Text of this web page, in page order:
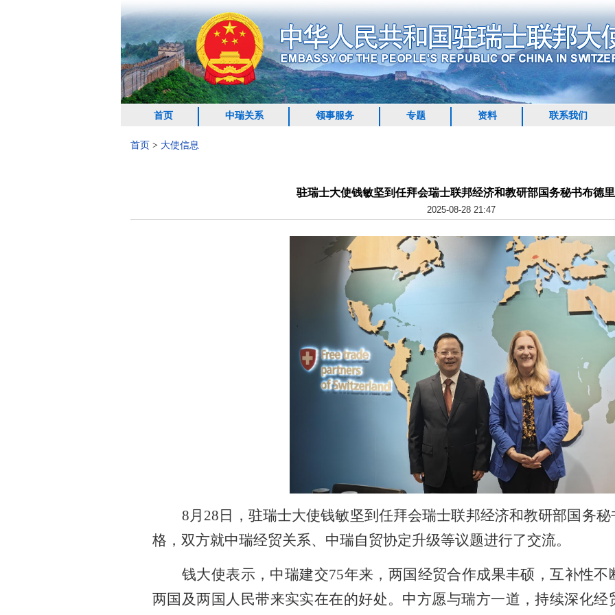
首页 中瑞关系 领事服务 专题 资料 联系我们
首页 > 大使信息
驻瑞士大使钱敏坚到任拜会瑞士联邦经济和教研部国务秘书布德
2025-08-28 21:47
8月 28 日，驻瑞士大使钱敏坚到任拜会瑞士联邦经济和教研部国务
格，双方就中瑞经贸关系、中瑞自贸协定升级等议题进行了交流。
钱大使表示，中瑞建交75年来，两国经贸合作成果丰硕，互补性
两国及两国人民带来实实在在的好处。中方愿与瑞方一道，持续深化经